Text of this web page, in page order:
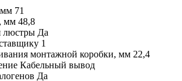
мм 71
мм 48,8
люстры Да
1
монтажной коробки, мм 22,4
Кабельный вывод
Да